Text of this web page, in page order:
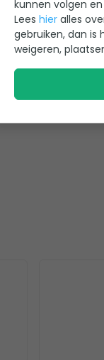
je zwembad
kunnen volgen
Lees hier alles
gebruiken, dan is
weigeren,